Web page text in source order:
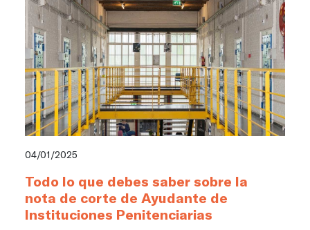
04/01/2025
Todo lo que debes saber sobre la
nota de corte de Ayudante de
Instituciones Penitenciarias